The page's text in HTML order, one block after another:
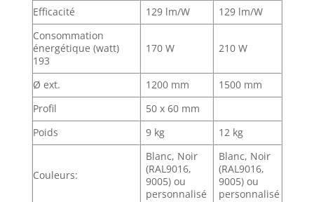
Efficacité 129 lm/W
129 lm/W
Consommation
énergétique (watt)
193
170 W 210 W
Ø ext. 1200 mm
1500 mm
Profil
50 x 60 mm
Poids
9 kg 12 kg
Couleurs:
Blanc, Noir
(RAL9016,
9005) ou
personnalisé
Blanc, Noir
(RAL9016,
9005) ou
personnalisé